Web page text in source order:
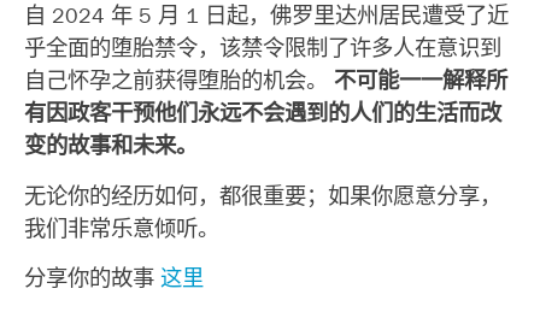
自 2024 年 5 月 1 日起，佛罗里达州居民遭受了近
乎全面的堕胎禁令，该禁令限制了许多人在意识到
自己怀孕之前获得堕胎的机会。 不可能一一解释所
有因政客干预他们永远不会遇到的人们的生活而改
变的故事和未来。
无论你的经历如何，都很重要；如果你愿意分享，
我们非常乐意倾听。
分享你的故事 这里